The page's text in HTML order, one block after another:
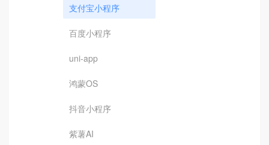
支付宝小程序
百度小程序
uni-app
鸿蒙OS
抖音小程序
紫薯AI